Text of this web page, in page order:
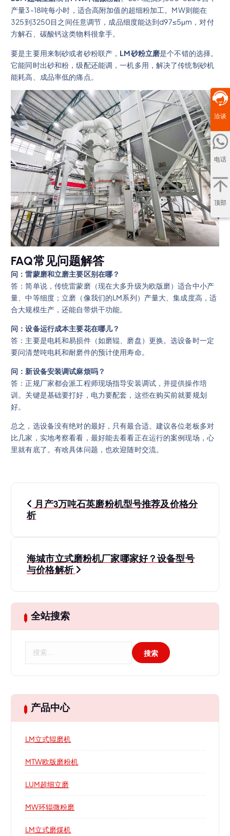
产量3-18吨每小时，适合高附加值的超细粉加工。MW则能在
325到3250目之间任意调节，成品细度能达到d97≤5μm，对付
方解石、碳酸钙这类物料很拿手。
要是主要用来制砂或者砂粉联产， LM砂粉立磨是个不错的选择。
它能同时出砂和粉，级配还能调，一机多用，解决了传统制砂机
能耗高、成品率低的痛点。
FAQ常见问题解答
问：雷蒙磨和立磨主要区别在哪？
答：简单说，传统雷蒙磨（现在大多升级为欧版磨）适合中小产
量、中等细度；立磨（像我们的LM系列）产量大、集成度高，适
合大规模生产，还能自带烘干功能。
问：设备运行成本主要花在哪儿？
答：主要是电耗和易损件（如磨辊、磨盘）更换。选设备时一定
要问清楚吨电耗和耐磨件的预计使用寿命。
问：新设备安装调试麻烦吗？
答：正规厂家都会派工程师现场指导安装调试，并提供操作培
训。关键是基础要打好，电力要配套，这些在购买前就要规划
好。
总之，选设备没有绝对的最好，只有最合适。建议各位老板多对
比几家，实地考察看看，最好能去看看正在运行的案例现场，心
里就有底了。有啥具体问题，也欢迎随时交流。
文
章
航
月产3万吨石英磨粉机型号推荐及价格分
析
海城市立式磨粉机厂家哪家好？设备型号
与价格解析
全站搜索
产品中心
LM立式辊磨机
MTW欧版磨粉机
LUM超细立磨
MW环辊微粉磨
LM立式磨煤机
洽谈
电话
顶部